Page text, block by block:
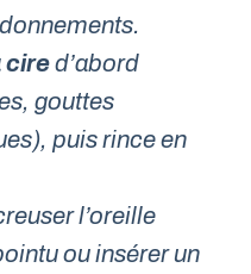
cired’abord
gouttes
puis rince en
l’oreille
ou insérer un